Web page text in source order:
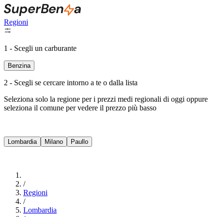
Regioni
1 - Scegli un carburante
Benzina
2 - Scegli se cercare intorno a te o dalla lista
Seleziona solo la regione per i prezzi medi regionali di oggi oppure
seleziona il comune per vedere il prezzo più basso
Lombardia Milano Paullo
/
Regioni
/
Lombardia